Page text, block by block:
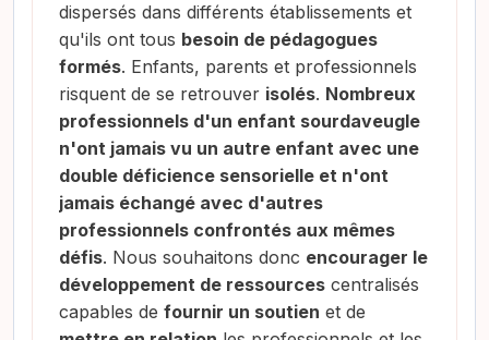
dispersés dans différents établissements et
qu'ils ont tous besoin de pédagogues
formés. Enfants, parents et professionnels
risquent de se retrouver isolés. Nombreux
professionnels d'un enfant sourdaveugle
n'ont jamais vu un autre enfant avec une
double déficience sensorielle et n'ont
jamais échangé avec d'autres
professionnels confrontés aux mêmes
défis. Nous souhaitons donc encourager le
développement de ressources centralisés
capables de fournir un soutien et de